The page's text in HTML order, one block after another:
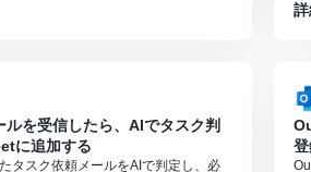
を受信したら、AIでタスク判
に追加する
タスク依頼メールをAIで判定し、必